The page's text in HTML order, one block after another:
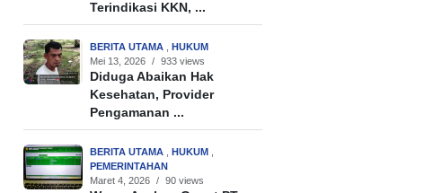
Terindikasi KKN, ...
BERITA UTAMA , HUKUM
Mei 13, 2026
/ 933 views
Diduga Abaikan Hak
Kesehatan, Provider
Pengamanan ...
BERITA UTAMA , HUKUM ,
PEMERINTAHAN
Maret 4, 2026
/ 90 views